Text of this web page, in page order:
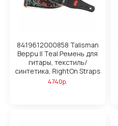
8419612000858 Talisman
Beppu II Teal Ремень для
гитары, текстиль/
синтетика, RightOn Straps
4740р.